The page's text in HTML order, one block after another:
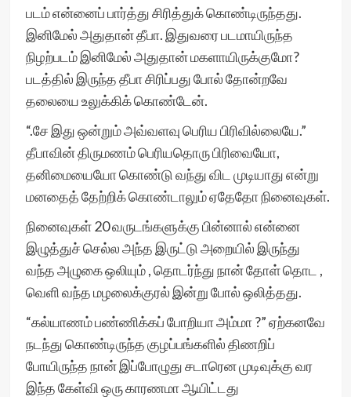
படம் என்னைப் பார்த்து சிரித்துக் கொண்டிருந்தது.
இனிமேல் அதுதான் தீபா. இதுவரை படமாயிருந்த
நிழற்படம் இனிமேல் அதுதான் மகளாயிருக்குமோ?
படத்தில் இருந்த தீபா சிரிப்பது போல் தோன்றவே
தலையை உலுக்கிக் கொண்டேன்.
“.சே இது ஒன்றும் அவ்வளவு பெரிய பிரிவில்லையே.”
தீபாவின் திருமணம் பெரியதொரு பிரிவையோ,
தனிமையையோ கொண்டு வந்து விட முடியாது என்று
மனதைத் தேற்றிக் கொண்டாலும் ஏதேதோ நினைவுகள்.
நினைவுகள் 20 வருடங்களுக்கு பின்னால் என்னை
இழுத்துச் செல்ல அந்த இருட்டு அறையில் இருந்து
வந்த அழுகை ஒலியும் , தொடர்ந்து நான் தோள் தொட ,
வெளி வந்த மழலைக்குரல் இன்று போல் ஒலித்தது.
“கல்யாணம் பண்ணிக்கப் போறியா அம்மா ?” ஏற்கனவே
நடந்து கொண்டிருந்த குழப்பங்களில் திணறிப்
போயிருந்த நான் இப்போழுது சடாரென முடிவுக்கு வர
இந்த கேள்வி ஒரு காரணமா ஆயிட்டது